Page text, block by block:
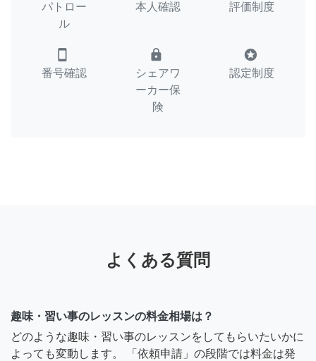
パトロー
ル
本人確認 評価制度
smartphone
番号確認
lock
シェアワ
ーカー保
険
stars
認定制度
よくある質問
趣味・習い事のレッスンの料金相場は？
どのような趣味・習い事のレッスンをしてもらいたいかに
よっても変動します。 「依頼申請」の段階では料金は発